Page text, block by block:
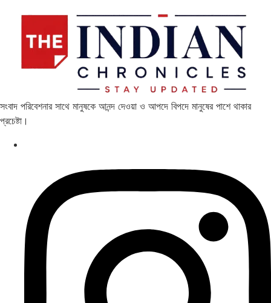
সংবাদ পরিবেশনার সাথে মানুষকে আনন্দ দেওয়া ও আপদে বিপদে মানুষের পাশে থাকার
প্রচেষ্টা।